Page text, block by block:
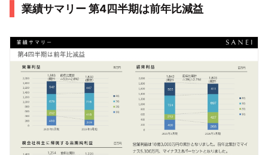
業績サマリー 第4四半期は前年比減益